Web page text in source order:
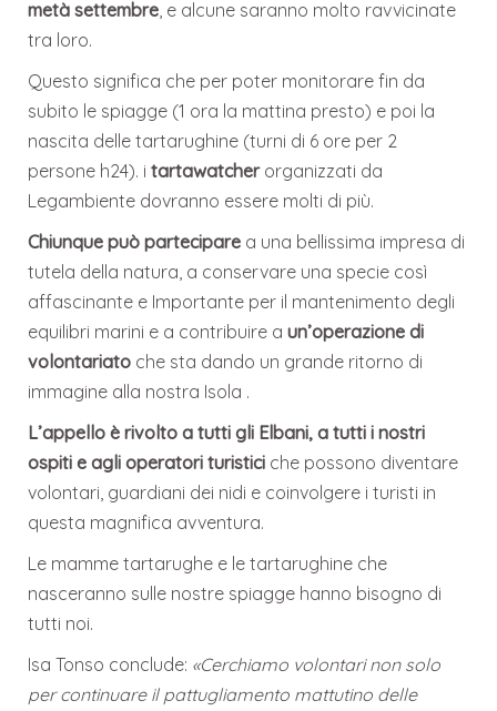
metà settembre, e alcune saranno molto ravvicinate
tra loro.
Questo significa che per poter monitorare fin da
subito le spiagge (1 ora la mattina presto) e poi la
nascita delle tartarughine (turni di 6 ore per 2
persone h24). itartawatcherorganizzati da
Legambiente dovranno essere molti di più.
Chiunque può partecipare a una bellissima impresa di
tutela della natura, a conservare una specie così
affascinante e Importante per il mantenimento degli
equilibri marini e a contribuire aun’operazione di
volontariato che sta dando un grande ritorno di
immagine alla nostra Isola .
L’appello è rivolto a tutti gli Elbani, a tutti i nostri
ospiti e agli operatori turistici che possono diventare
volontari, guardiani dei nidi e coinvolgere i turisti in
questa magnifica avventura.
Le mamme tartarughe e le tartarughine che
nasceranno sulle nostre spiagge hanno bisogno di
tutti noi.
Isa Tonso conclude: «Cerchiamo volontari non solo
per continuare il pattugliamento mattutino delle